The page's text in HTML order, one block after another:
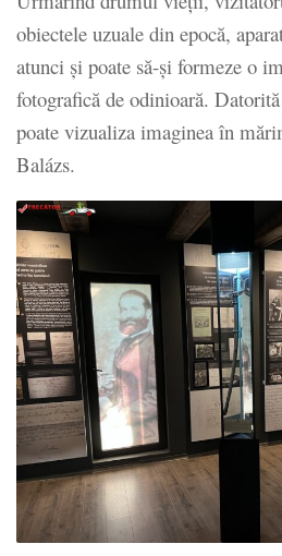
obiectele uzuale din epocă,
atunci și poate să-și formeze o
fotografică de odinioară.
poate vizualiza imaginea în
Balázs.